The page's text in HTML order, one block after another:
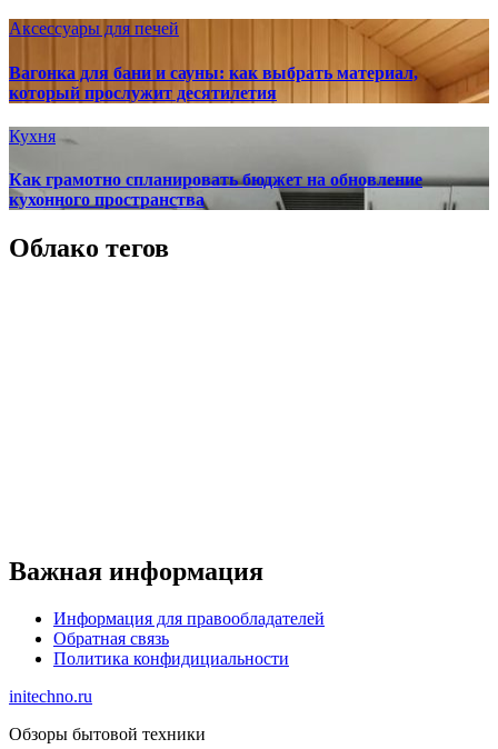
Аксессуары для печей
Вагонка для бани и сауны: как выбрать материал,
который прослужит десятилетия
Кухня
Как грамотно спланировать бюджет на обновление
кухонного пространства
Облако тегов
Важная информация
Информация для правообладателей
Обратная связь
Политика конфидициальности
initechno.ru
Обзоры бытовой техники